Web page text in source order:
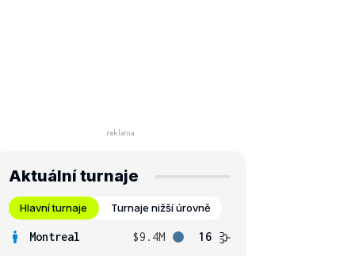
Aktuální turnaje
Hlavní turnaje Turnaje nižší úrovně
Montreal $9.4M
16